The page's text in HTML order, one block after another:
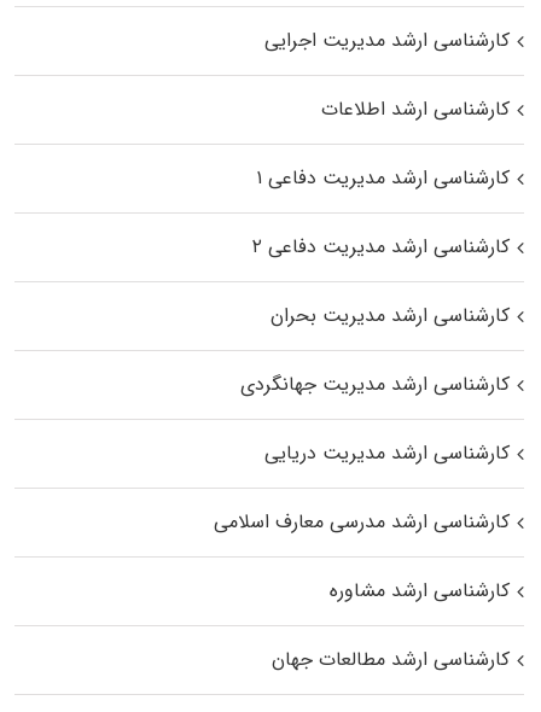
کارشناسی ارشد مدیریت اجرایی
کارشناسی ارشد اطلاعات
کارشناسی ارشد مدیریت دفاعی ۱
کارشناسی ارشد مدیریت دفاعی ۲
کارشناسی ارشد مدیریت بحران
کارشناسی ارشد مدیریت جهانگردی
کارشناسی ارشد مدیریت دریایی
کارشناسی ارشد مدرسی معارف اسلامی
کارشناسی ارشد مشاوره
کارشناسی ارشد مطالعات جهان